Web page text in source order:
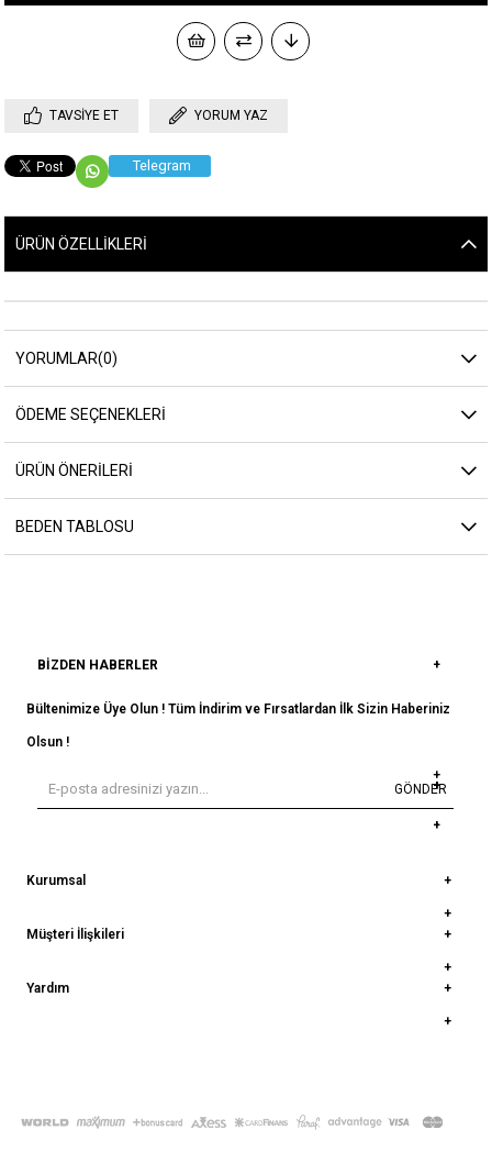
TAVSIYE ET YORUM YAZ
Telegram
ÜRÜN ÖZELLIKLERI
YORUMLAR(0)
ÖDEME SEÇENEKLERI
ÜRÜN ÖNERILERI
BEDEN TABLOSU
BIZDEN HABERLER
Bültenimize Üye Olun ! Tüm İndirim ve Fırsatlardan İlk Sizin Haberiniz
Olsun !
GÖNDER
Kurumsal
Müşteri İlişkileri
Yardım